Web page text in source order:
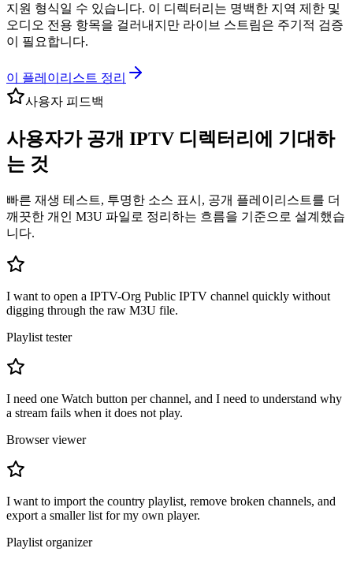
지원 형식일 수 있습니다. 이 디렉터리는 명백한 지역 제한 및
오디오 전용 항목을 걸러내지만 라이브 스트림은 주기적 검증
이 필요합니다.
이 플레이리스트 정리
사용자 피드백
사용자가 공개 IPTV 디렉터리에 기대하
는 것
빠른 재생 테스트, 투명한 소스 표시, 공개 플레이리스트를 더
깨끗한 개인 M3U 파일로 정리하는 흐름을 기준으로 설계했습
니다.
I want to open a IPTV-Org Public IPTV channel quickly without
digging through the raw M3U file.
Playlist tester
I need one Watch button per channel, and I need to understand why
a stream fails when it does not play.
Browser viewer
I want to import the country playlist, remove broken channels, and
export a smaller list for my own player.
Playlist organizer